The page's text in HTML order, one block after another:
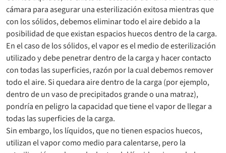
cámara para asegurar una esterilización exitosa mientras que
con los sólidos, debemos eliminar todo el aire debido a la
posibilidad de que existan espacios huecos dentro de la carga.
En el caso de los sólidos, el vapor es el medio de esterilización
utilizado y debe penetrar dentro de la carga y hacer contacto
con todas las superficies, razón por la cual debemos remover
todo el aire. Si quedara aire dentro de la carga (por ejemplo,
dentro de un vaso de precipitados grande o una matraz),
pondría en peligro la capacidad que tiene el vapor de llegar a
todas las superficies de la carga.
Sin embargo, los líquidos, que no tienen espacios huecos,
utilizan el vapor como medio para calentarse, pero la